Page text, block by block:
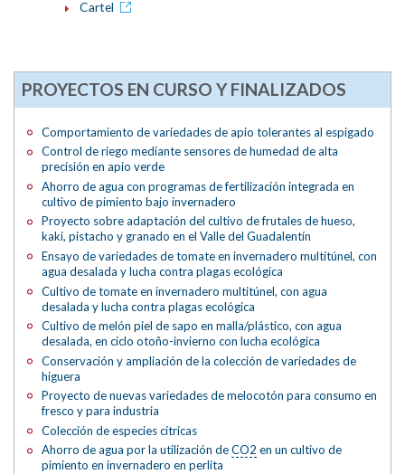
Cartel
PROYECTOS EN CURSO Y FINALIZADOS
Comportamiento de variedades de apio tolerantes al espigado
Control de riego mediante sensores de humedad de alta
precisión en apio verde
Ahorro de agua con programas de fertilización integrada en
cultivo de pimiento bajo invernadero
Proyecto sobre adaptación del cultivo de frutales de hueso,
kaki, pistacho y granado en el Valle del Guadalentín
Ensayo de variedades de tomate en invernadero multitúnel, con
agua desalada y lucha contra plagas ecológica
Cultivo de tomate en invernadero multitúnel, con agua
desalada y lucha contra plagas ecológica
Cultivo de melón piel de sapo en malla/plástico, con agua
desalada, en ciclo otoño-invierno con lucha ecológica
Conservación y ampliación de la colección de variedades de
higuera
Proyecto de nuevas variedades de melocotón para consumo en
fresco y para industria
Colección de especies cítricas
Ahorro de agua por la utilización deCO2 en un cultivo de
pimiento en invernadero en perlita